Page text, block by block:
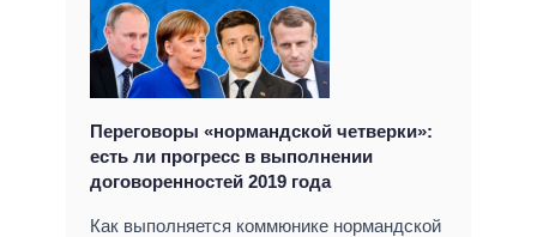
Переговоры «нормандской четверки»:
есть ли прогресс в выполнении
договоренностей 2019 года
Как выполняется коммюнике нормандской